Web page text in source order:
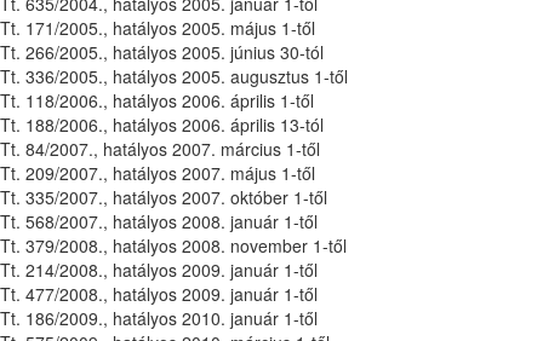
Tt. 171/2005., hatályos 2005. május 1-től
Tt. 266/2005., hatályos 2005. június 30-tól
Tt. 336/2005., hatályos 2005. augusztus 1-től
Tt. 118/2006., hatályos 2006. április 1-től
Tt. 188/2006., hatályos 2006. április 13-tól
Tt. 84/2007., hatályos 2007. március 1-től
Tt. 209/2007., hatályos 2007. május 1-től
Tt. 335/2007., hatályos 2007. október 1-től
Tt. 568/2007., hatályos 2008. január 1-től
Tt. 379/2008., hatályos 2008. november 1-től
Tt. 214/2008., hatályos 2009. január 1-től
Tt. 477/2008., hatályos 2009. január 1-től
Tt. 186/2009., hatályos 2010. január 1-től